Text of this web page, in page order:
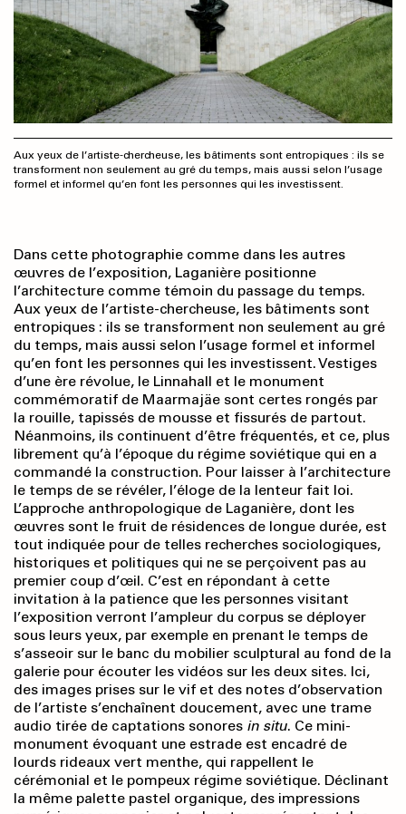
Aux yeux de l’artiste-chercheuse, les bâtiments sont entropiques : ils se
transforment non seulement au gré du temps, mais aussi selon l’usage
formel et informel qu’en font les personnes qui les investissent.
Dans cette photographie comme dans les autres
œuvres de l’exposition, Laganière positionne
l’architecture comme témoin du passage du temps.
Aux yeux de l’artiste-chercheuse, les bâtiments sont
entropiques : ils se transforment non seulement au gré
du temps, mais aussi selon l’usage formel et informel
qu’en font les personnes qui les investissent. Vestiges
d’une ère révolue, le Linnahall et le monument
commémoratif de Maarmajäe sont certes rongés par
la rouille, tapissés de mousse et fissurés de partout.
Néanmoins, ils continuent d’être fréquentés, et ce, plus
librement qu’à l’époque du régime soviétique qui en a
commandé la construction. Pour laisser à l’architecture
le temps de se révéler, l’éloge de la lenteur fait loi.
L’approche anthropologique de Laganière, dont les
œuvres sont le fruit de résidences de longue durée, est
tout indiquée pour de telles recherches sociologiques,
historiques et politiques qui ne se perçoivent pas au
premier coup d’œil. C’est en répondant à cette
invitation à la patience que les personnes visitant
l’exposition verront l’ampleur du corpus se déployer
sous leurs yeux, par exemple en prenant le temps de
s’asseoir sur le banc du mobilier sculptural au fond de la
galerie pour écouter les vidéos sur les deux sites. Ici,
des images prises sur le vif et des notes d’observation
de l’artiste s’enchaînent doucement, avec une trame
audio tirée de captations sonores in situ. Ce mini-
monument évoquant une estrade est encadré de
lourds rideaux vert menthe, qui rappellent le
cérémonial et le pompeux régime soviétique. Déclinant
la même palette pastel organique, des impressions